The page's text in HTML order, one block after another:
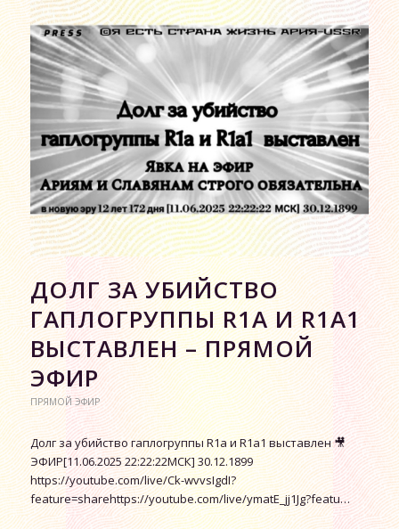
ДОЛГ ЗА УБИЙСТВО
ГАПЛОГРУППЫ R1А И R1А1
ВЫСТАВЛЕН – ПРЯМОЙ
ЭФИР
ПРЯМОЙ ЭФИР
Долг за убийство гаплогруппы R1а и R1а1 выставлен 🎥
ЭФИР[11.06.2025 22:22:22МСК] 30.12.1899
https://youtube.com/live/Ck-wvvsIgdI?
feature=sharehttps://youtube.com/live/ymatE_jj1Jg?featu…